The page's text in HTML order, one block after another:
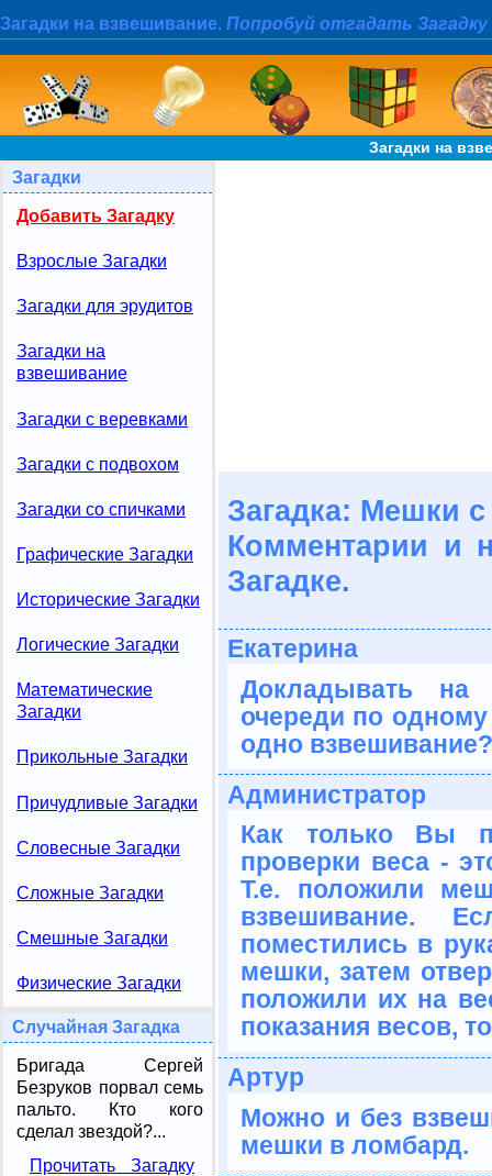
Загадки на взвешивание. Попробуй отгадать Загадку
Загадки на
Загадки
Добавить Загадку
Взрослые Загадки
Загадки для эрудитов
Загадки на
взвешивание
Загадки с веревками
Загадки с подвохом
Загадки со спичками
Графические Загадки
Исторические Загадки
Логические Загадки
Математические
Загадки
Прикольные Загадки
Причудливые Загадки
Словесные Загадки
Сложные Загадки
Смешные Загадки
Физические Загадки
Случайная Загадка
Бригада Сергей
Безруков порвал семь
пальто. Кто кого
сделал звездой?...
Прочитать Загадку
Загадка: Мешки
Комментарии и
Загадке.
Екатерина
Докладывать
очереди по одному
одно взвешивание?
Администратор
Как только Вы
проверки веса -
Т.е. положили
взвешивание.
поместились в
мешки, затем
положили их на
показания весов,
Артур
Можно и без
мешки в ломбард.